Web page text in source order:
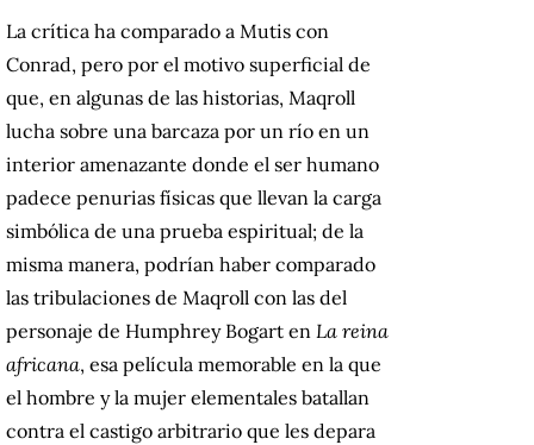
La crítica ha comparado a Mutis con
Conrad, pero por el motivo superficial de
que, en algunas de las historias, Maqroll
lucha sobre una barcaza por un río en un
interior amenazante donde el ser humano
padece penurias físicas que llevan la carga
simbólica de una prueba espiritual; de la
misma manera, podrían haber comparado
las tribulaciones de Maqroll con las del
personaje de Humphrey Bogart en La reina
africana, esa película memorable en la que
el hombre y la mujer elementales batallan
contra el castigo arbitrario que les depara